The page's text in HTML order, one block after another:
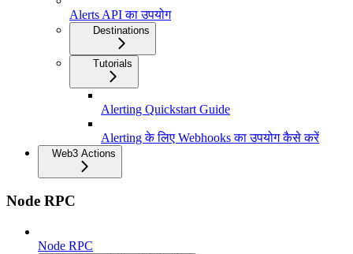
Alerts API का उपयोग
Destinations
Tutorials
Alerting Quickstart Guide
Alerting के लिए Webhooks का उपयोग कैसे करें
Web3 Actions
Node RPC
Node RPC